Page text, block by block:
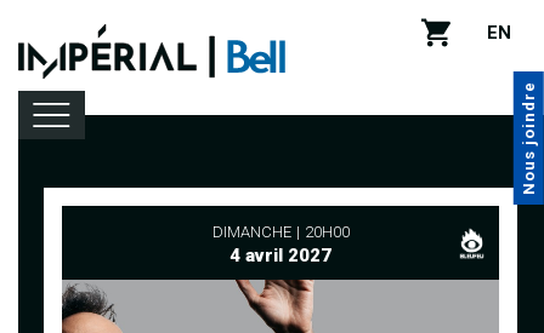
EN
Nous joindre
Programmation
Location de salle
DIMANCHE 20H00
4 avril 2027